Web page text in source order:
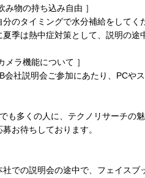
み物の持ち込み自由 ］
分のタイミングで水分補給をしてく
夏季は熱中症対策として、説明の
メラ機能について ］
会社説明会ご参加にあたり、PCや
も多くの人に、テクノリサーチの
募お待ちしております。
での説明会の途中で、フェイスブ